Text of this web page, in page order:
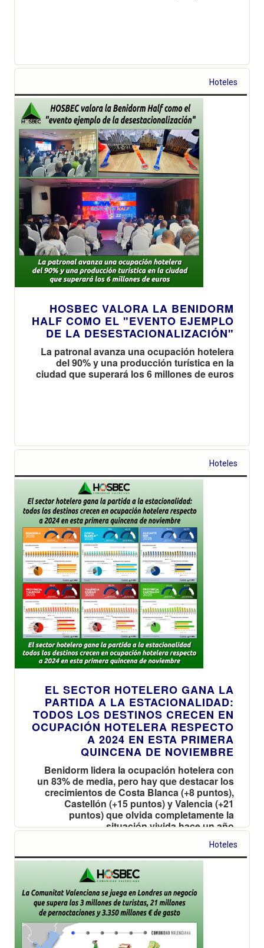
Hoteles
HOSBEC VALORA LA BENIDORM
HALF COMO EL "EVENTO EJEMPLO
DE LA DESESTACIONALIZACIÓN"
La patronal avanza una ocupación hotelera
del 90% y una producción turística en la
ciudad que superará los 6 millones de euros
Hoteles
EL SECTOR HOTELERO GANA LA
PARTIDA A LA ESTACIONALIDAD:
TODOS LOS DESTINOS CRECEN EN
OCUPACIÓN HOTELERA RESPECTO
A 2024 EN ESTA PRIMERA
QUINCENA DE NOVIEMBRE
Benidorm lidera la ocupación hotelera con
un 83% de media, pero hay que destacar los
crecimientos de Costa Blanca (+8 puntos),
Castellón (+15 puntos) y Valencia (+21
puntos) que olvida completamente la
situación vivida hace un año
Hoteles